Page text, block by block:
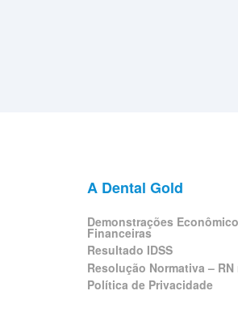
A Dental Gold
Demonstrações
Financeiras
Resultado IDSS
Resolução Normativa – RN
Política de Privacidade